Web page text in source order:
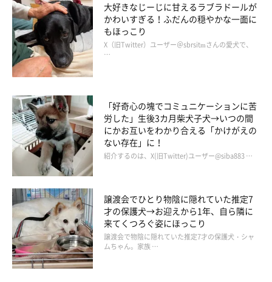
大好きなじーじに甘えるラブラドールが
かわいすぎる！ふだんの穏やかな一面に
もほっこり
X（旧Twitter）ユーザー＠sbrsitmさんの愛犬で、
…
「好奇心の塊でコミュニケーションに苦
労した」生後3カ月柴犬子犬→いつの間
にかお互いをわかり合える「かけがえの
ない存在」に！
紹介するのは、X(旧Twitter)ユーザー@siba883 …
譲渡会でひとり物陰に隠れていた推定7
才の保護犬→お迎えから1年、自ら隣に
来てくつろぐ姿にほっこり
譲渡会で物陰に隠れていた推定7才の保護犬・シャ
ムちゃん。家族 …